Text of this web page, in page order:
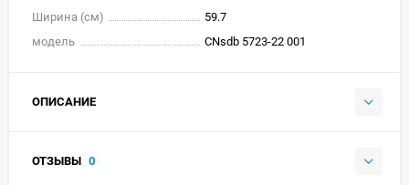
Ширина (см)
59.7
модель
CNsdb 5723-22 001
ОПИСАНИЕ
ОТЗЫВЫ 0